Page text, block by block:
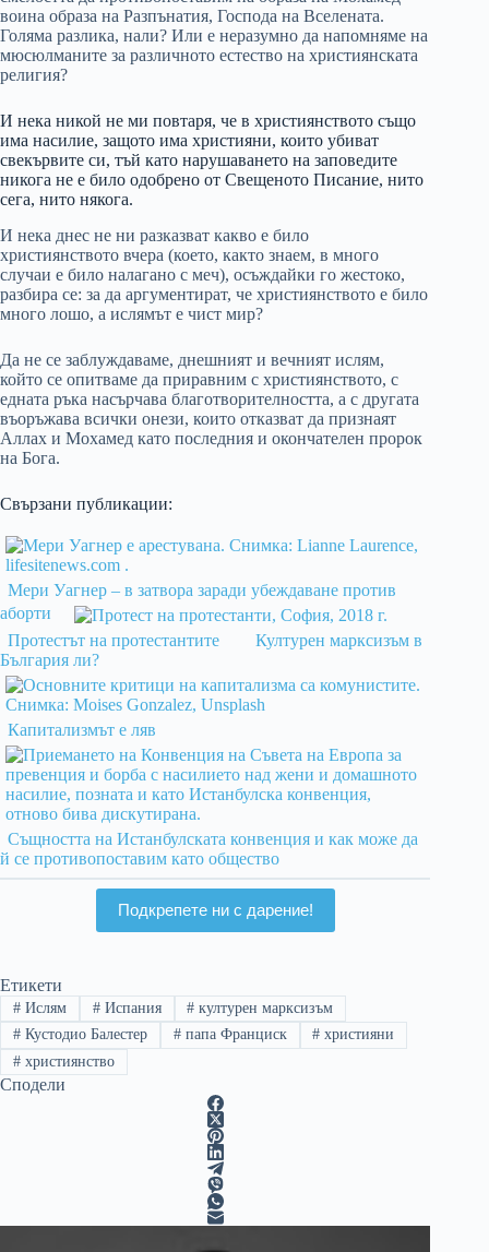
воина образа на Разпънатия, Господа на Вселената.
Голяма разлика, нали? Или е неразумно да напомняме на
мюсюлманите за различното естество на християнската
религия?
И нека никой не ми повтаря, че в християнството също
има насилие, защото има християни, които убиват
свекървите си, тъй като нарушаването на заповедите
никога не е било одобрено от Свещеното Писание, нито
сега, нито някога.
И нека днес не ни разказват какво е било
християнството вчера (което, както знаем, в много
случаи е било налагано с меч), осъждайки го жестоко,
разбира се: за да аргументират, че християнството е било
много лошо, а ислямът е чист мир?
Да не се заблуждаваме, днешният и вечният ислям,
който се опитваме да приравним с християнството, с
едната ръка насърчава благотворителността, а с другата
въоръжава всички онези, които отказват да признаят
Аллах и Мохамед като последния и окончателен пророк
на Бога.
Свързани публикации:
Мери Уагнер – в затвора заради убеждаване против
аборти
Протестът на протестантите
Културен марксизъм в
България ли?
Капитализмът е ляв
Същността на Истанбулската конвенция и как може да
й се противопоставим като общество
Подкрепете ни с дарение!
Етикети
#Ислям #Испания # културен марксизъм
#Кустодио Балестер #папа Франциск # християни
#християнство
Сподели